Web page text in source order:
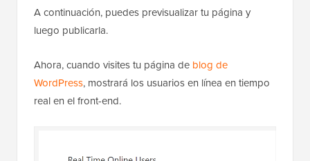
A continuación, puedes previsualizar tu página y
luego publicarla.
Ahora, cuando visites tu página de blog de
WordPress, mostrará los usuarios en línea en tiempo
real en el front-end.